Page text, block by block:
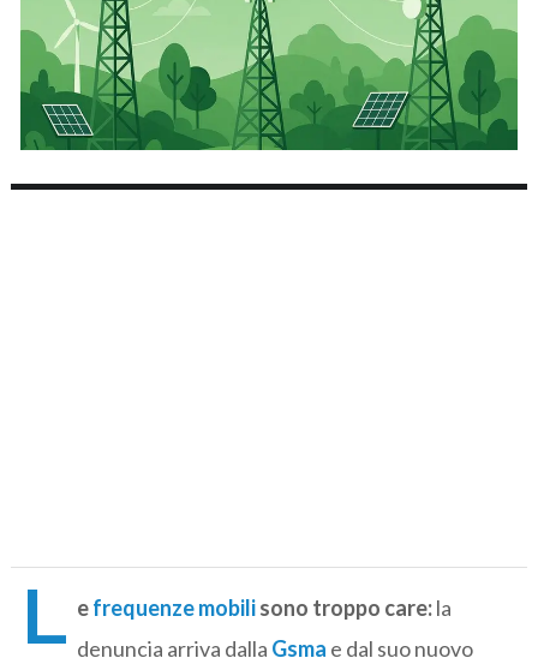
L efrequenze mobilisono troppo care:la
denuncia arriva dalla Gsma e dal suo nuovo